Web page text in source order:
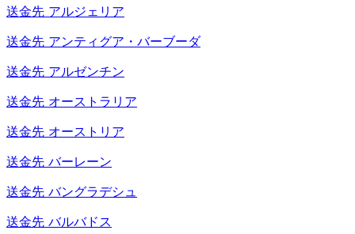
送金先 アルジェリア
送金先 アンティグア・バーブーダ
送金先 アルゼンチン
送金先 オーストラリア
送金先 オーストリア
送金先 バーレーン
送金先 バングラデシュ
送金先 バルバドス